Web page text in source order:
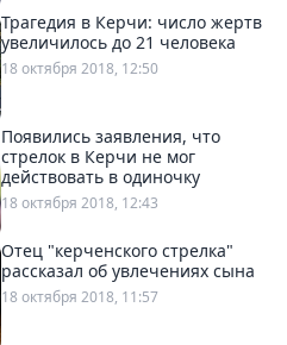
Трагедия в Керчи: число жертв
увеличилось до 21 человека
18 октября 2018, 12:50
Появились заявления, что
стрелок в Керчи не мог
действовать в одиночку
18 октября 2018, 12:43
Отец "керченского стрелка"
рассказал об увлечениях сына
18 октября 2018, 11:57